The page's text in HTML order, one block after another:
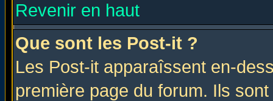
Revenir en haut
Que sont les Post-it ?
Les Post-it apparaîssent en-
première page du forum. Ils